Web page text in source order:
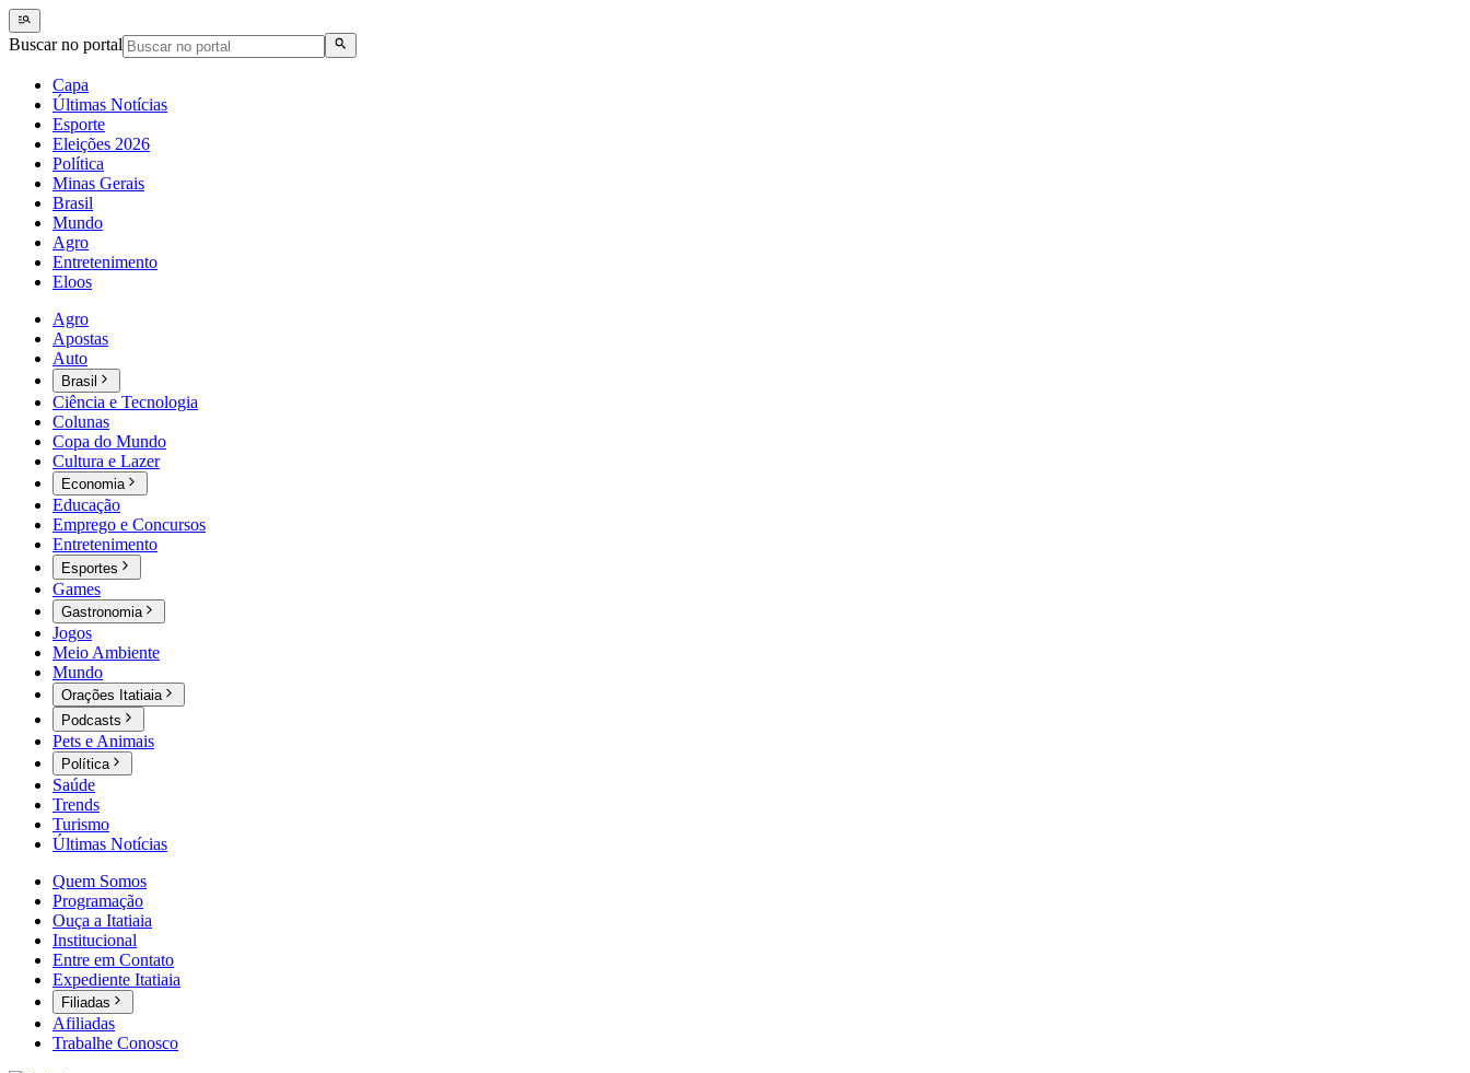
Buscar no portal
Capa
Últimas Notícias
Esporte
Eleições 2026
Política
Minas Gerais
Brasil
Mundo
Agro
Entretenimento
Eloos
Agro
Apostas
Auto
Brasil
Ciência e Tecnologia
Colunas
Copa do Mundo
Cultura e Lazer
Economia
Educação
Emprego e Concursos
Entretenimento
Esportes
Games
Gastronomia
Jogos
Meio Ambiente
Mundo
Orações Itatiaia
Podcasts
Pets e Animais
Política
Saúde
Trends
Turismo
Últimas Notícias
Quem Somos
Programação
Ouça a Itatiaia
Institucional
Entre em Contato
Expediente Itatiaia
Filiadas
Afiliadas
Trabalhe Conosco